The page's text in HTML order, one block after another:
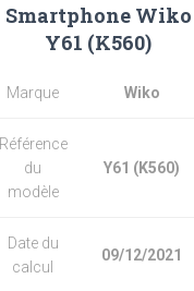
Smartphone Wiko
Y61 (K560)
Marque Wiko
Référence
du
modèle
Y61 (K560)
Date du
calcul
09/12/2021